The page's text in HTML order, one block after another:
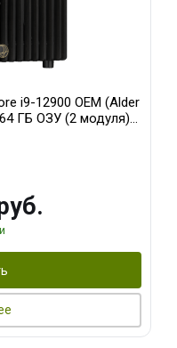
i9-12900 OEM (Alder
ГБ ОЗУ (2 модуля)/
GDDR7 256bit 3xDP